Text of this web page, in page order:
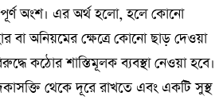
অংশ। এর অর্থ হলো, হলে কোনো
বা অনিয়মের ক্ষেত্রে কোনো ছাড় দেওয়া
কঠোর শাস্তিমূলক ব্যবস্থা নেওয়া হবে।
থেকে দূরে রাখতে এবং একটি সুস্থ